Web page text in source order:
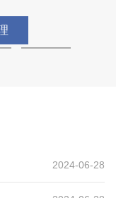
2024-06-28